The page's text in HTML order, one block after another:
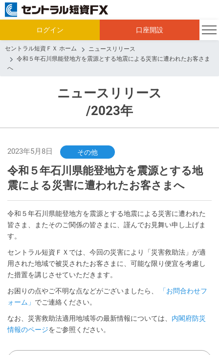
ログイン 口座開設
セントラル短資ＦＸ ホーム
ニュースリリース
令和５年石川県能登地方を震源とする地震による災害に遭われたお客さま
へ
ニュースリリース
/2023年
2023年5月8日 その他
令和５年石川県能登地方を震源とする地
震による災害に遭われたお客さまへ
令和５年石川県能登地方を震源とする地震による災害に遭われた
皆さま、またそのご関係の皆さまに、謹んでお見舞い申し上げま
す。
セントラル短資ＦＸでは、今回の災害により「災害救助法」が適
用された地域で被災されたお客さまに、可能な限り便宜を考慮し
た措置を講じさせていただきます。
お困りの点やご不明な点などがございましたら、
「お問合わせフ
ォーム」 でご連絡ください。
なお、災害救助法適用地域等の最新情報については、 内閣府防災
情報のページをご参照ください。